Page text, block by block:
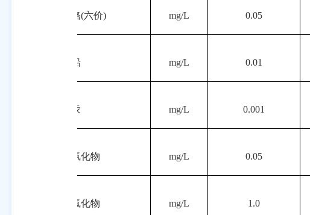
铬(六价) mg/L 0.05
铅 mg/L 0.01
汞 mg/L 0.001
氰化物 mg/L 0.05
氟化物 mg/L 1.0